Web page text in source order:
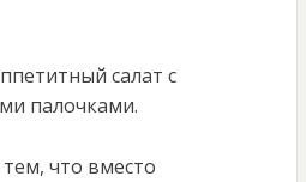
салат с
палочками.
что вместо